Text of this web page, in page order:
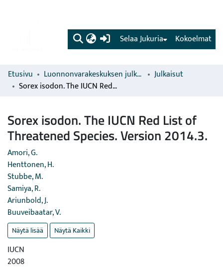
(current) Kokoelmat
Selaa Jukuria
Etusivu Luonnonvarakeskuksen julkaisut
Julkaisut
Sorex isodon. The IUCN Red List of Threatened Species. Version 2014.3.
Sorex isodon. The IUCN Red List of
Threatened Species. Version 2014.3.
Amori, G.
Henttonen, H.
Stubbe, M.
Samiya, R.
Ariunbold, J.
Buuveibaatar, V.
Näytä lisää Näytä Kaikki
IUCN
2008